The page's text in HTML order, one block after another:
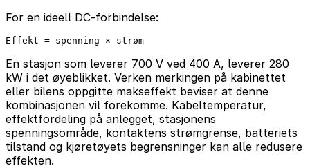
For en ideell DC-forbindelse:
En stasjon som leverer 700 V ved 400 A, leverer 280
kW i det øyeblikket. Verken merkingen på kabinettet
eller bilens oppgitte makseffekt beviser at denne
kombinasjonen vil forekomme. Kabeltemperatur,
effektfordeling på anlegget, stasjonens
spenningsområde, kontaktens strømgrense, batteriets
tilstand og kjøretøyets begrensninger kan alle redusere
effekten.